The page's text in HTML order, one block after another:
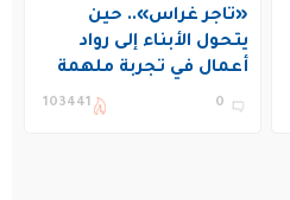
«تاجر غراس».. حين
يتحول الأبناء إلى رواد
أعمال في تجربة ملهمة
بنادي غراس الصيفي
0
103441